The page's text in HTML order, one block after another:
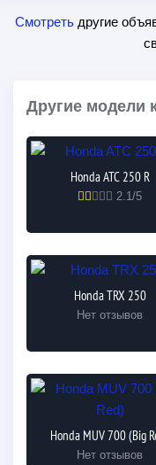
Смотреть другие
Другие модели
Honda ATC 250 R
2.1/5
Honda TRX 250
Нет отзывов
Honda MUV 700 (Big
Нет отзывов